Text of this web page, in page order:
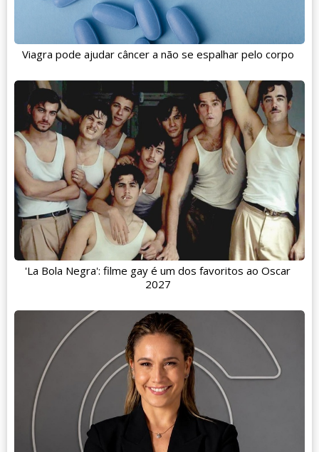
Viagra pode ajudar câncer a não se espalhar pelo corpo
'La Bola Negra': filme gay é um dos favoritos ao Oscar
2027